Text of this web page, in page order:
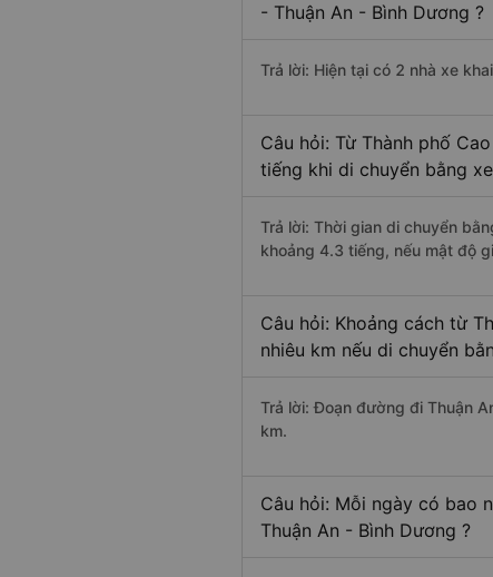
- Thuận An - Bình Dương ?
Trả lời: Hiện tại có 2 nhà xe
Câu hỏi: Từ Thành phố
tiếng khi di chuyển bằng
Trả lời: Thời gian di chuyển
khoảng 4.3 tiếng, nếu mật độ
Câu hỏi: Khoảng cách từ
nhiêu km nếu di chuyển
Trả lời: Đoạn đường đi Thuận
km.
Câu hỏi: Mỗi ngày có bao
Thuận An - Bình Dương ?